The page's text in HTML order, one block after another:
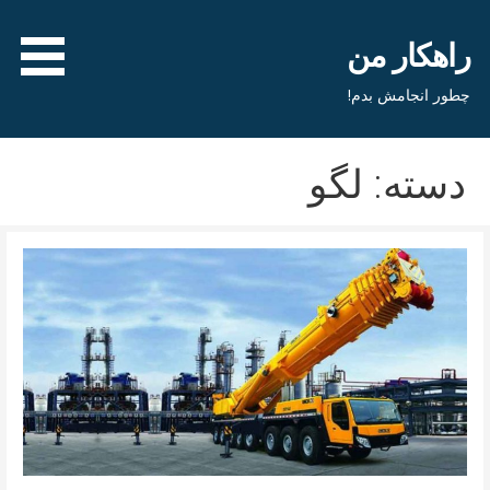
محتواراهکار من
چطور انجامش بدم!
دسته: لگو